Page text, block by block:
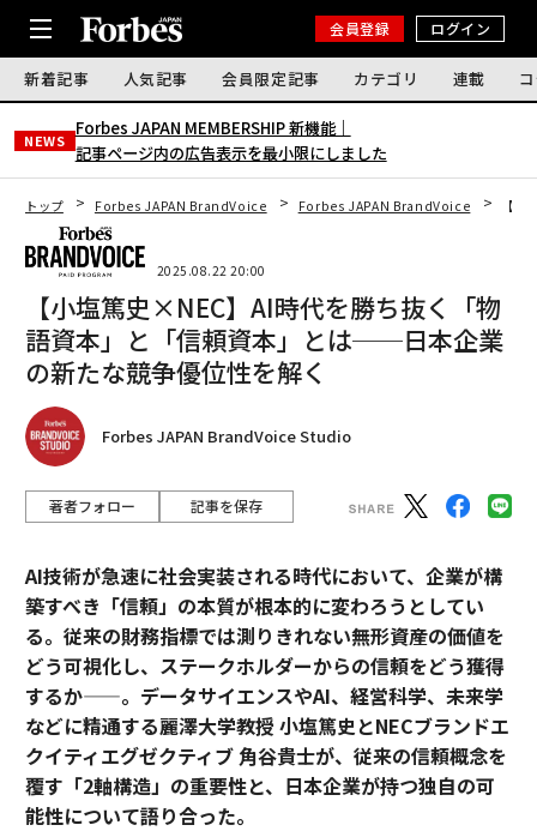
会員登録 ログイン
新着記事 人気記事 会員限定記事 カテゴリ 連載
NEWS
Forbes JAPAN MEMBERSHIP 新機能｜
記事ページ内の広告表示を最小限にしました
トップ Forbes JAPAN BrandVoice Forbes JAPAN BrandVoice 【
2025.08.22 20:00
【小塩篤史×NEC】AI時代を勝ち抜く「物
語資本」と「信頼資本」とは──日本企業
の新たな競争優位性を解く
Forbes JAPAN BrandVoice Studio
著者フォロー 記事を保存
AI技術が急速に社会実装される時代において、企業が構
築すべき「信頼」の本質が根本的に変わろうとしてい
る。従来の財務指標では測りきれない無形資産の価値を
どう可視化し、ステークホルダーからの信頼をどう獲得
するか——。データサイエンスやAI、経営科学、未来学
などに精通する麗澤大学教授 小塩篤史とNECブランドエ
クイティエグゼクティブ 角谷貴士が、従来の信頼概念を
覆す「2軸構造」の重要性と、日本企業が持つ独自の可
能性について語り合った。